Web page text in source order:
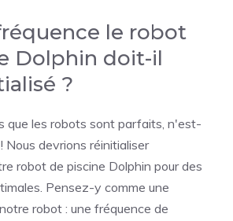
le robot
Dolphin doit-il
?
que les robots sont parfaits, n'est-
Nous devrions réinitialiser
robot de piscine Dolphin pour des
Pensez-y comme une
robot : une fréquence de